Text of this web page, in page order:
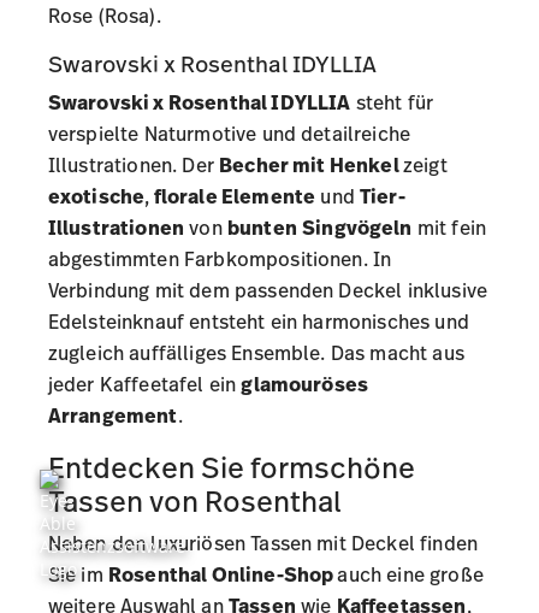
Rose (Rosa).
Swarovski x Rosenthal IDYLLIA
Swarovski x Rosenthal IDYLLIA steht für
verspielte Naturmotive und detailreiche
Illustrationen. Der Becher mit Henkelzeigt
exotische,florale Elemente und Tier-
Illustrationen von bunten Singvögeln mit fein
abgestimmten Farbkompositionen. In
Verbindung mit dem passenden Deckel inklusive
Edelsteinknauf entsteht ein harmonisches und
zugleich auffälliges Ensemble. Das macht aus
jeder Kaffeetafel einglamouröses
Arrangement.
Entdecken Sie formschöne
Tassen von Rosenthal
Neben den luxuriösen Tassen mit Deckel finden
Sie im Rosenthal Online-Shopauch eine große
weitere Auswahl anTassen wie Kaffeetassen,